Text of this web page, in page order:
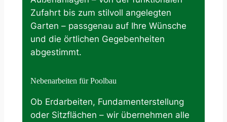
Zufahrt bis zum stilvoll angelegten
Garten – passgenau auf Ihre Wünsche
und die örtlichen Gegebenheiten
abgestimmt.
Nebenarbeiten für Poolbau
Ob Erdarbeiten, Fundamenterstellung
oder Sitzflächen – wir übernehmen alle